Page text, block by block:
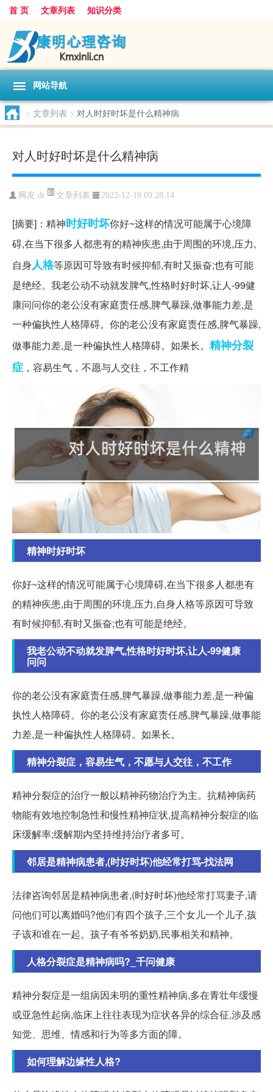
首 页 文章列表 知识分类
网站导航
> 文章列表 > 对人时好时坏是什么精神病
对人时好时坏是什么精神病
网友:dr 文章列表 2022-12-19 09:28:14
[摘要]：精神时好时坏你好~这样的情况可能属于心境障
碍,在当下很多人都患有的精神疾患,由于周围的环境,压力,
自身人格等原因可导致有时候抑郁,有时又振奋;也有可能
是绝经。我老公动不动就发脾气,性格时好时坏,让人-99健
康问问你的老公没有家庭责任感,脾气暴躁,做事能力差,是
一种偏执性人格障碍。你的老公没有家庭责任感,脾气暴躁,
做事能力差,是一种偏执性人格障碍。如果长。 精神分裂
症 ，容易生气，不愿与人交往，不工作精
精神时好时坏
你好~这样的情况可能属于心境障碍,在当下很多人都患有
的精神疾患,由于周围的环境,压力,自身人格等原因可导致
有时候抑郁,有时又振奋;也有可能是绝经。
我老公动不动就发脾气,性格时好时坏,让人-99健康
问问
你的老公没有家庭责任感,脾气暴躁,做事能力差,是一种偏
执性人格障碍。你的老公没有家庭责任感,脾气暴躁,做事能
力差,是一种偏执性人格障碍。如果长。
精神分裂症，容易生气，不愿与人交往，不工作
精神分裂症的治疗一般以精神药物治疗为主。抗精神病药
物能有效地控制急性和慢性精神症状,提高精神分裂症的临
床缓解率;缓解期内坚持维持治疗者多可。
邻居是精神病患者,(时好时坏)他经常打骂-找法网
法律咨询邻居是精神病患者,(时好时坏)他经常打骂妻子,请
问他们可以离婚吗?他们有四个孩子,三个女儿一个儿子,孩
子该和谁在一起。孩子有爷爷奶奶,民事相关和精神。
人格分裂症是精神病吗?_千问健康
精神分裂症是一组病因未明的重性精神病,多在青壮年缓慢
或亚急性起病,临床上往往表现为症状各异的综合征,涉及感
知觉、思维、情感和行为等多方面的障。
如何理解边缘性人格?